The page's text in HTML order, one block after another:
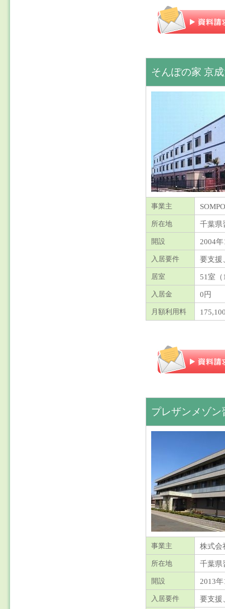
そんぽの家 京
事業主
所在地 千葉県
開設 2004
入居要件 要支援
居室 51室（
入居金 0円
月額利用料
プレザンメゾン
事業主 株式会
所在地 千葉県
開設 2013
入居要件 要支援